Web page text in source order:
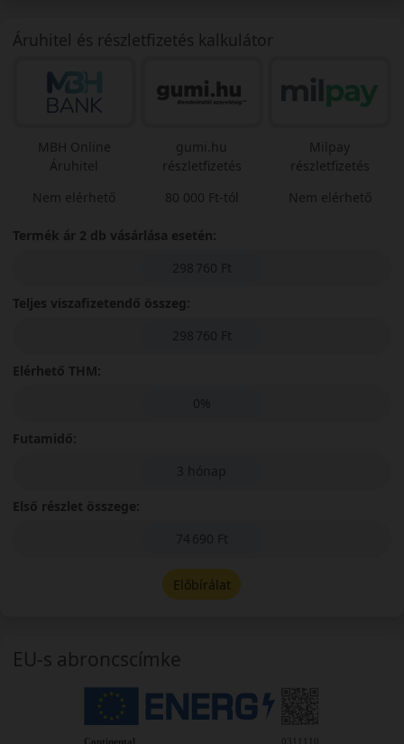
Áruhitel és részletfizetés kalkulátor
MBH Online
Áruhitel
Nem elérhető
gumi.hu
részletfizetés
80 000 Ft-tól
Milpay
részletfizetés
Nem elérhető
Termék ár 2 db vásárlása esetén:
298 760 Ft
Teljes viszafizetendő összeg:
298 760 Ft
Elérhető THM:
0%
Futamidő:
3 hónap
Első részlet összege:
74 690 Ft
Előbírálat
EU-s abroncscímke